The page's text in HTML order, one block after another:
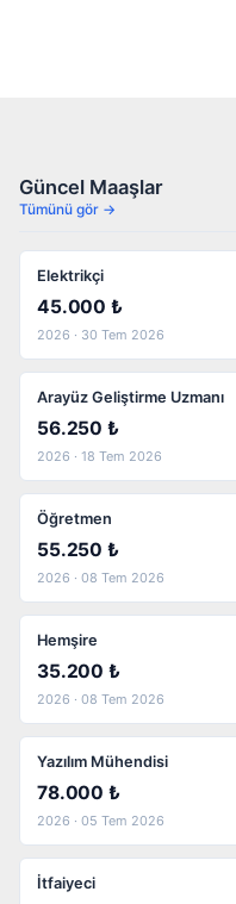
Güncel Maaşlar
Tümünü gör →
Elektrikçi
45.000 ₺
2026 · 30 Tem 2026
Arayüz Geliştirme Uzmanı
56.250 ₺
2026 · 18 Tem 2026
Öğretmen
55.250 ₺
2026 · 08 Tem 2026
Hemşire
35.200 ₺
2026 · 08 Tem 2026
Yazılım Mühendisi
78.000 ₺
2026 · 05 Tem 2026
İtfaiyeci